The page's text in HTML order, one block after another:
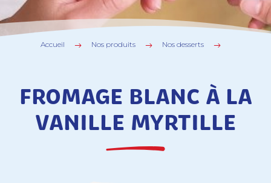
Accueil Nos produits Nos desserts
FROMAGE BLANC À LA
VANILLE MYRTILLE